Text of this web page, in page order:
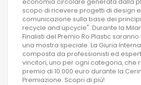
economia circolare generata dalla
scopo di ricevere progetti di design
comunicazione sulla base dei
recycle and upcycle". Durante la
Finalisti del Premio Ro Plastic
una mostra speciale. La Giuria
composta da professionisti ed
vincitori, uno per ogni categoria, che
premio di 10.000 euro durante la
Premiazione. Scopri di più!